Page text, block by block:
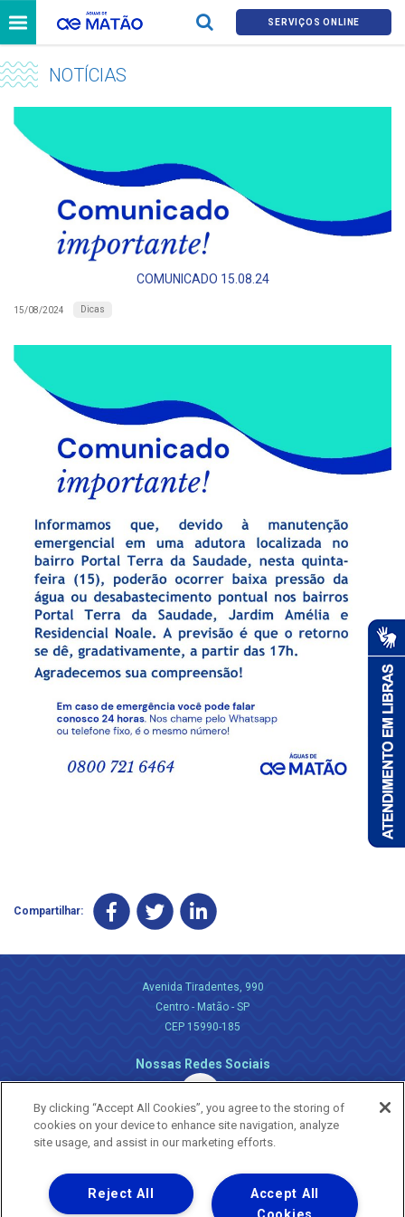
SERVIÇOS ONLINE
NOTÍCIAS
COMUNICADO 15.08.24
15/08/2024 Dicas
Compartilhar:
Avenida Tiradentes, 990
Centro - Matão - SP
CEP 15990-185
Nossas Redes Sociais
Uma empresa
Copyright ® 2026 - Todos os Direitos Reservados.
By clicking “Accept All Cookies”, you agree to the storing of
cookies on your device to enhance site navigation, analyze
site usage, and assist in our marketing efforts.
Accept All
Reject All